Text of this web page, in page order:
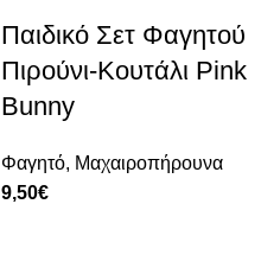
Παιδικό Σετ Φαγητού
Πιρούνι-Κουτάλι Pink
Bunny
Φαγητό, Μαχαιροπήρουνα
9,50€